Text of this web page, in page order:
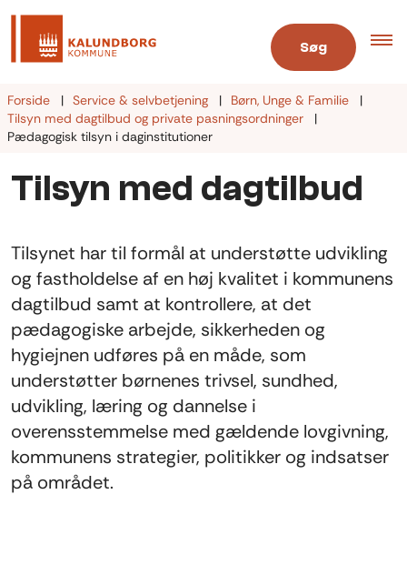
Søg
Forside Service & selvbetjening
Børn, Unge & Familie
Tilsyn med dagtilbud og private pasningsordninger
Pædagogisk tilsyn i daginstitutioner
Tilsyn med dagtilbud
Tilsynet har til formål at understøtte udvikling
og fastholdelse af en høj kvalitet i kommunens
dagtilbud samt at kontrollere, at det
pædagogiske arbejde, sikkerheden og
hygiejnen udføres på en måde, som
understøtter børnenes trivsel, sundhed,
udvikling, læring og dannelse i
overensstemmelse med gældende lovgivning,
kommunens strategier, politikker og indsatser
på området.